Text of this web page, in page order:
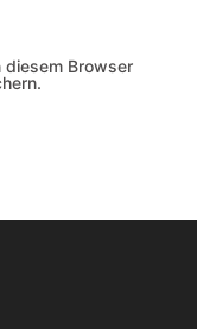
diesem Browser